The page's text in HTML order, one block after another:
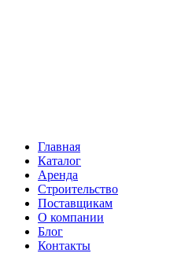
Главная
Каталог
Аренда
Строительство
Поставщикам
О компании
Блог
Контакты